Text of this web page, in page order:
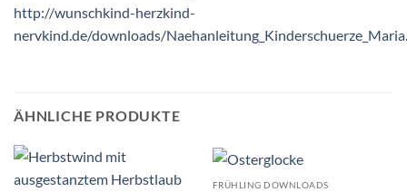
http://wunschkind-herzkind-
nervkind.de/downloads/
ÄHNLICHE PRODUKTE
FRÜHLING DOWNLOADS